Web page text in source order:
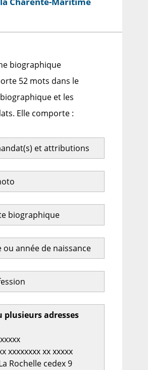
biographique
52 mots dans le
et les
Elle comporte :
et attributions
biographique
ou année de naissance
plusieurs adresses
xxxxxxxx xx xxxxx
Rochelle cedex 9